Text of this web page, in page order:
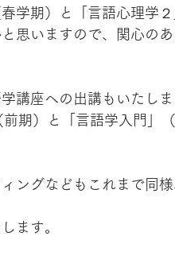
春学期）と「言語心理学
思いますので、関心の
講座への出講もいたし
期）と「言語学入門」
ングなどもこれまで同様
ます。